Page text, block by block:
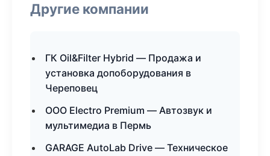
Другие компании
ГК Oil&Filter Hybrid — Продажа и
установка допоборудования в
Череповец
ООО Electro Premium — Автозвук и
мультимедиа в Пермь
GARAGE AutoLab Drive — Техническое